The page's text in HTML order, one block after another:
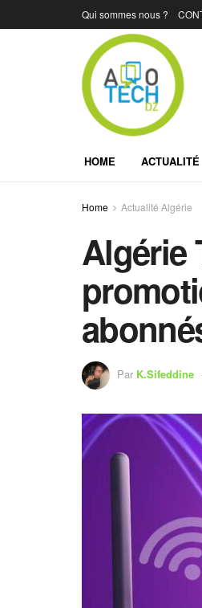
Qui sommes nous ?
HOME ACTUALITÉ
Home Actualité Algérie
Algérie
Par K.Sifeddine